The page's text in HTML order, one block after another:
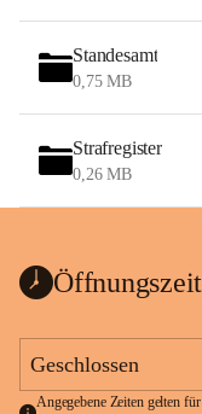
Standesamt
0,75 MB
Strafregister
0,26 MB
Geschlossen
Angegebene Zeiten gelten